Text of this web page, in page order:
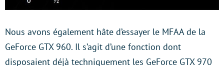
Nous avons également hâte d’essayer le MFAA de la
GeForce GTX 960. Il s’agit d’une fonction dont
disposaient déjà techniquement les GeForce GTX 970